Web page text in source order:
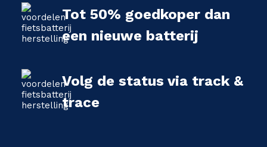
Tot 50% goedkoper dan
een nieuwe batterij
Volg de status via track &
trace